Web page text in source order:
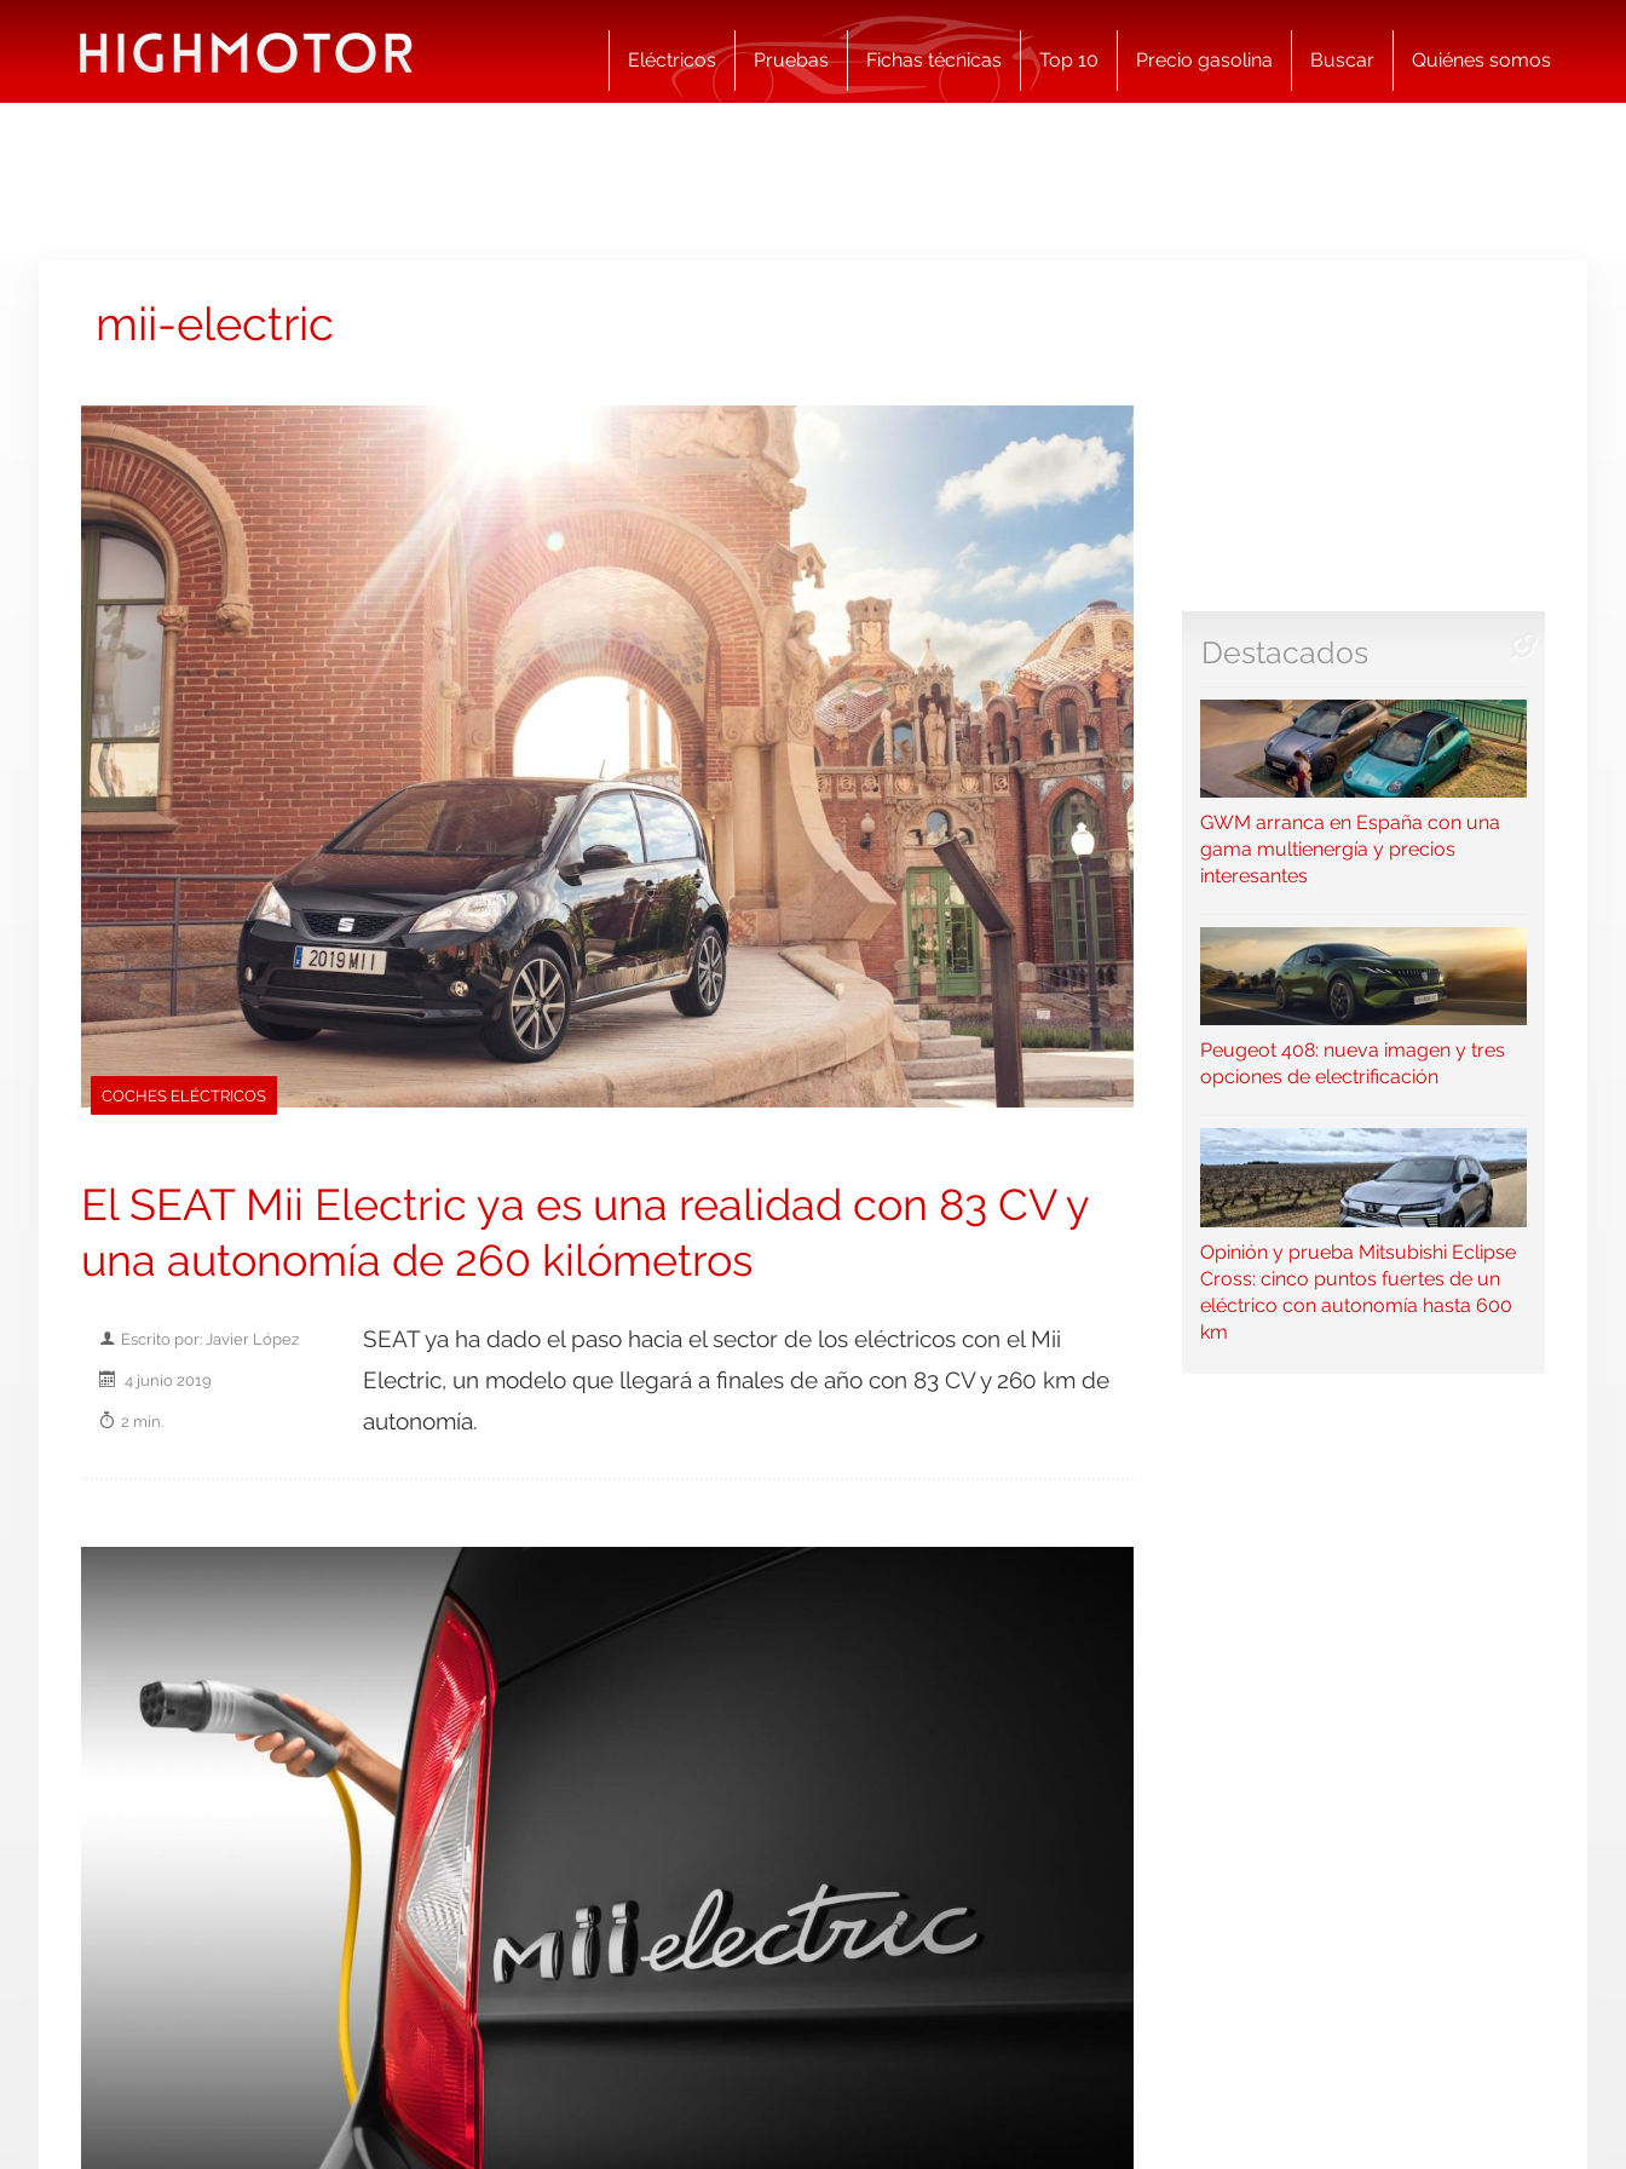
Eléctricos Pruebas Fichas técnicas Top 10 Precio gasolina Buscar Quiénes somos
mii-electric
COCHES ELÉCTRICOS
El SEAT Mii Electric ya es una realidad con 83 CV y
una autonomía de 260 kilómetros
Escrito por: Javier López
4 junio 2019
2 min.
SEAT ya ha dado el paso hacia el sector de los eléctricos con el Mii
Electric, un modelo que llegará a finales de año con 83 CV y 260 km de
autonomía.
Destacados
GWM arranca en España con una
gama multienergía y precios
interesantes
Peugeot 408: nueva imagen y tres
opciones de electrificación
Opinión y prueba Mitsubishi Eclipse
Cross: cinco puntos fuertes de un
eléctrico con autonomía hasta 600
km